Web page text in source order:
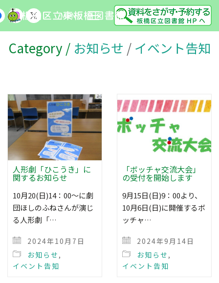
MENU
Category / お知らせ / イベント告知
人形劇「ひこうき」に
関するお知らせ
10月20(日)14：00～に劇
団ほしのふねさんが演じ
る人形劇「…
2024年10月7日
お知らせ ,
イベント告知
「ボッチャ交流大会」
の受付を開始します
9月15日(日)9：00より、
10月6日(日)に開催するボ
ッチャ…
2024年9月14日
お知らせ ,
イベント告知